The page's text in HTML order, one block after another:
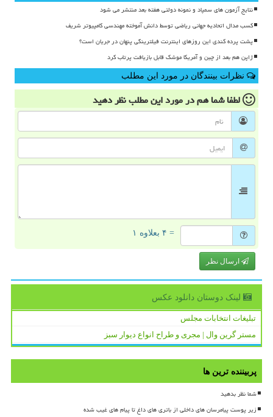
نتایج آزمون های سمپاد و نمونه دولتی هفته بعد منتشر می شود
کسب مدال اتحادیه جهانی ریاضی توسط دانش آموخته مهندسی کامپیوتر شریف
پشت پرده کندی این روزهای اینترنت فیلترینگی پنهان در جریان است؟
ژاپن هم بعد از چین و آمریکا موشک قابل بازیافت پرتاب کرد
نظرات بینندگان در مورد این مطلب
لطفا شما همدر مورد این مطلبنظر دهید
= ۴ بعلاوه ۱
ارسال نظر
لینک دوستان دانلود عكس
تبلیغات انتخابات مجلس
مستر گرین وال | مجری و طراح انواع دیوار سبز
پربیننده ترین ها
شما نظر بدهید
زیر پوست پیامرسان های داخلی از باتری های داغ تا پیام های غیب شده